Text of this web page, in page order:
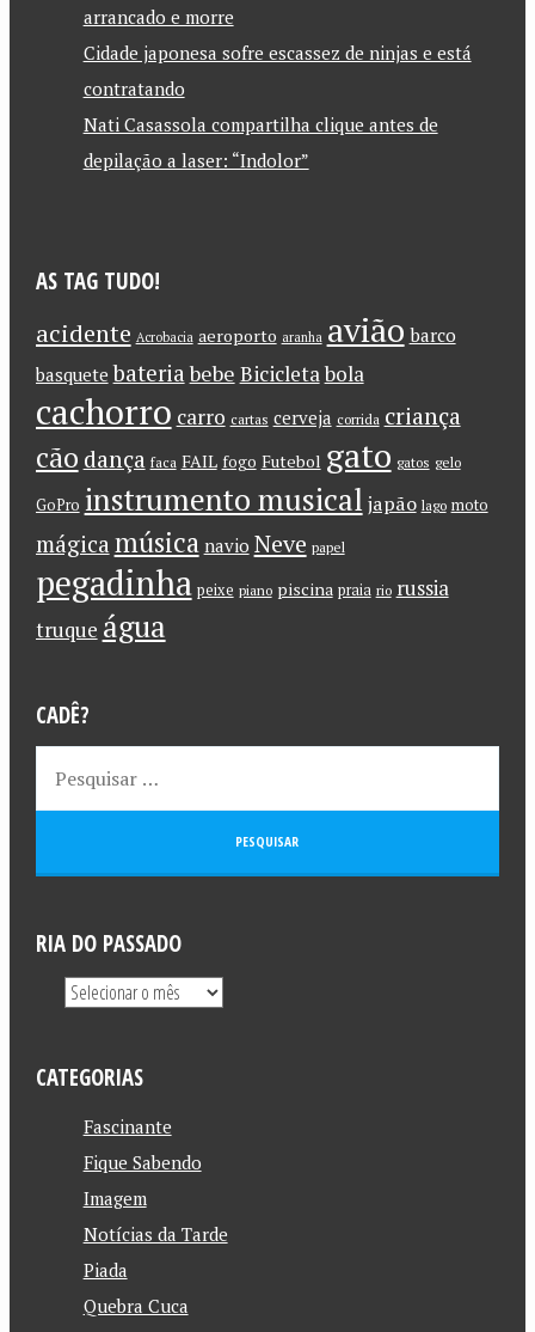
arrancado e morre
Cidade japonesa sofre escassez de ninjas e está
contratando
Nati Casassola compartilha clique antes de
depilação a laser: “Indolor”
AS TAG TUDO!
acidente Acrobacia aeroporto aranha avião barco
basquete bateriabebe Bicicletabola
cachorro carro cartas cerveja corrida criança
cão dança faca FAIL fogo Futebol gato gatos gelo
GoPro instrumento musical japão lago moto
mágica música navio Neve papel
pegadinha peixe piano piscina praia rio russia
truque água
CADÊ?
RIA DO PASSADO
CATEGORIAS
Fascinante
Fique Sabendo
Imagem
Notícias da Tarde
Piada
Quebra Cuca